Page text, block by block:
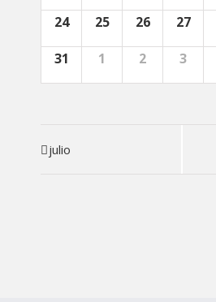
24 25 26 27
31 1 2 3
Navegación
julio